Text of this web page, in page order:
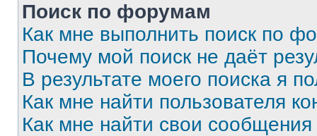
Поиск по форумам
Как мне выполнить поиск по
Почему мой поиск не даёт
В результате моего поиска я
Как мне найти пользователя
Как мне найти свои